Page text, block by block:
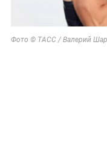
Фото © ТАСС / Валерий